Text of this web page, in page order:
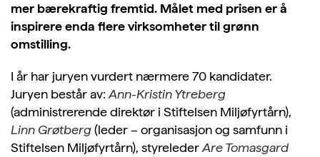
mer bærekraftig fremtid. Målet med prisen er å
inspirere enda flere virksomheter til grønn
omstilling.
I år har juryen vurdert nærmere 70 kandidater.
Juryen består av: Ann-Kristin Ytreberg
(administrerende direktør i Stiftelsen Miljøfyrtårn),
Linn Grøtberg(leder – organisasjon og samfunn i
Stiftelsen Miljøfyrtårn), styrelederAre Tomasgard